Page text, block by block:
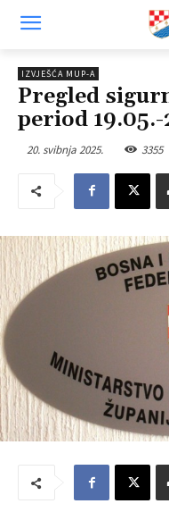
IZVJEŠĆA MUP-A
Pregled
period
20. svibnja 2025. 3355